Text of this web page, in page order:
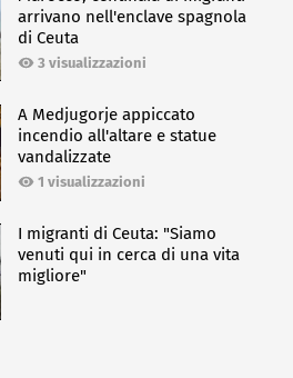
arrivano nell'enclave spagnola
di Ceuta
3 visualizzazioni
A Medjugorje appiccato
incendio all'altare e statue
vandalizzate
1 visualizzazioni
I migranti di Ceuta: "Siamo
venuti qui in cerca di una vita
migliore"